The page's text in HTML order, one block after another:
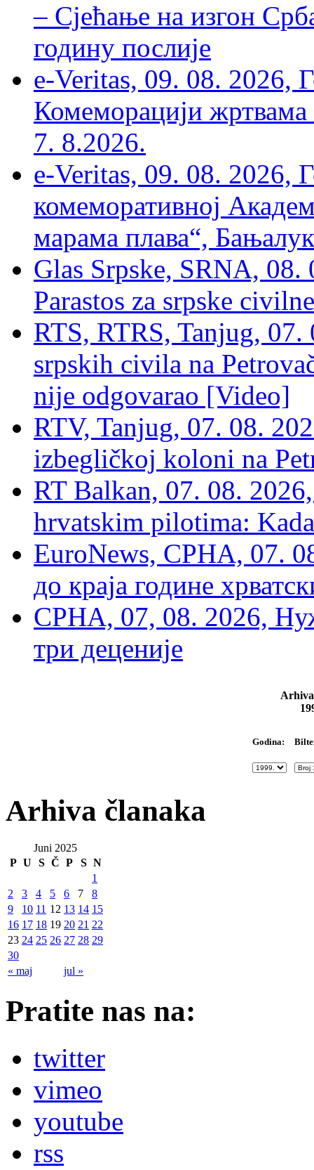
– Сјећање на изгон
годину послије
e-Veritas, 09. 08. 2026,
Комеморацији жртвама
7. 8.2026.
e-Veritas, 09. 08. 2026,
комеморативној
марама плава“,
Glas Srpske, SRNA,
Parastos za srpske
RTS, RTRS, Tanjug,
srpskih civila na
nije odgovarao [Video]
RTV, Tanjug, 07. 08.
izbegličkoj koloni na
RT Balkan, 07. 08.
hrvatskim pilotima:
EuroNews, СРНА, 07.
до краја године
СРНА, 07, 08. 2026,
три деценије
Godina:
Arhiva članaka
Juni 2025
P U S Č P S N
« maj jul »
1
2
3 4 5 6 7
8
9
10 11 12 13 14 15
16 17 18 19 20 21 22
23 24 25 26 27 28 29
30
Pratite nas na:
twitter
vimeo
youtube
rss